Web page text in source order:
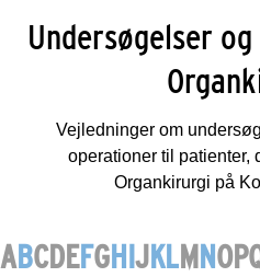
Undersøgelser
Vejledninger om
operationer til patienter,
Organkirurgi på
ABCDEFGHIJKLMNOP